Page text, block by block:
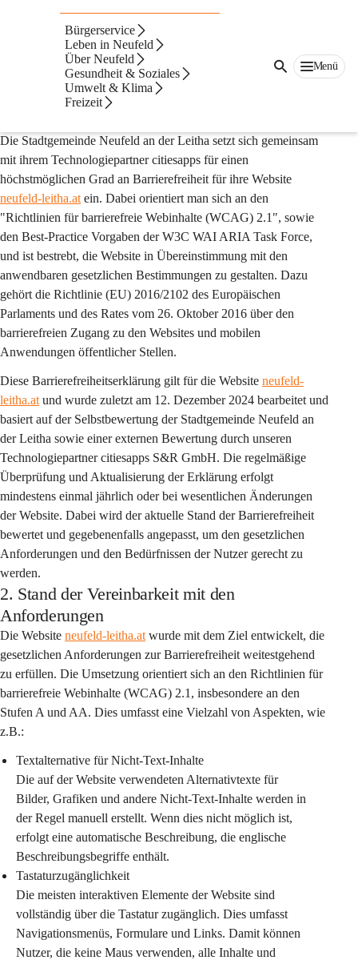
Bürgerservice
Leben in Neufeld
Über Neufeld
Gesundheit & Soziales
Umwelt & Klima
Freizeit
Menü
Barrierefreiheitserklär
Die Stadtgemeinde Neufeld an der Leitha setzt sich gemeinsam
mit ihrem Technologiepartner citiesapps für einen
höchstmöglichen Grad an Barrierefreiheit für ihre Website
neufeld-leitha.at ein. Dabei orientiert man sich an den
"Richtlinien für barrierefreie Webinhalte (WCAG) 2.1", sowie
den Best-Practice Vorgaben der W3C WAI ARIA Task Force,
und ist bestrebt, die Website in Übereinstimmung mit den
anwendbaren gesetzlichen Bestimmungen zu gestalten. Dazu
gehört die Richtlinie (EU) 2016/2102 des Europäischen
Parlaments und des Rates vom 26. Oktober 2016 über den
barrierefreien Zugang zu den Websites und mobilen
Anwendungen öffentlicher Stellen.
Diese Barrierefreiheitserklärung gilt für die Website neufeld-
leitha.at und wurde zuletzt am 12. Dezember 2024 bearbeitet und
basiert auf der Selbstbewertung der Stadtgemeinde Neufeld an
der Leitha sowie einer externen Bewertung durch unseren
Technologiepartner citiesapps S&R GmbH. Die regelmäßige
Überprüfung und Aktualisierung der Erklärung erfolgt
mindestens einmal jährlich oder bei wesentlichen Änderungen
der Website. Dabei wird der aktuelle Stand der Barrierefreiheit
bewertet und gegebenenfalls angepasst, um den gesetzlichen
Anforderungen und den Bedürfnissen der Nutzer gerecht zu
werden.
2. Stand der Vereinbarkeit mit den
Anforderungen
Die Website neufeld-leitha.at wurde mit dem Ziel entwickelt, die
gesetzlichen Anforderungen zur Barrierefreiheit weitestgehend
zu erfüllen. Die Umsetzung orientiert sich an den Richtlinien für
barrierefreie Webinhalte (WCAG) 2.1, insbesondere an den
Stufen A und AA. Dies umfasst eine Vielzahl von Aspekten, wie
z.B.:
Textalternative für Nicht-Text-Inhalte
Die auf der Website verwendeten Alternativtexte für
Bilder, Grafiken und andere Nicht-Text-Inhalte werden in
der Regel manuell erstellt. Wenn dies nicht möglich ist,
erfolgt eine automatische Beschreibung, die englische
Beschreibungsbegriffe enthält.
Tastaturzugänglichkeit
Die meisten interaktiven Elemente der Website sind
vollständig über die Tastatur zugänglich. Dies umfasst
Navigationsmenüs, Formulare und Links. Damit können
Nutzer, die keine Maus verwenden, alle Inhalte und